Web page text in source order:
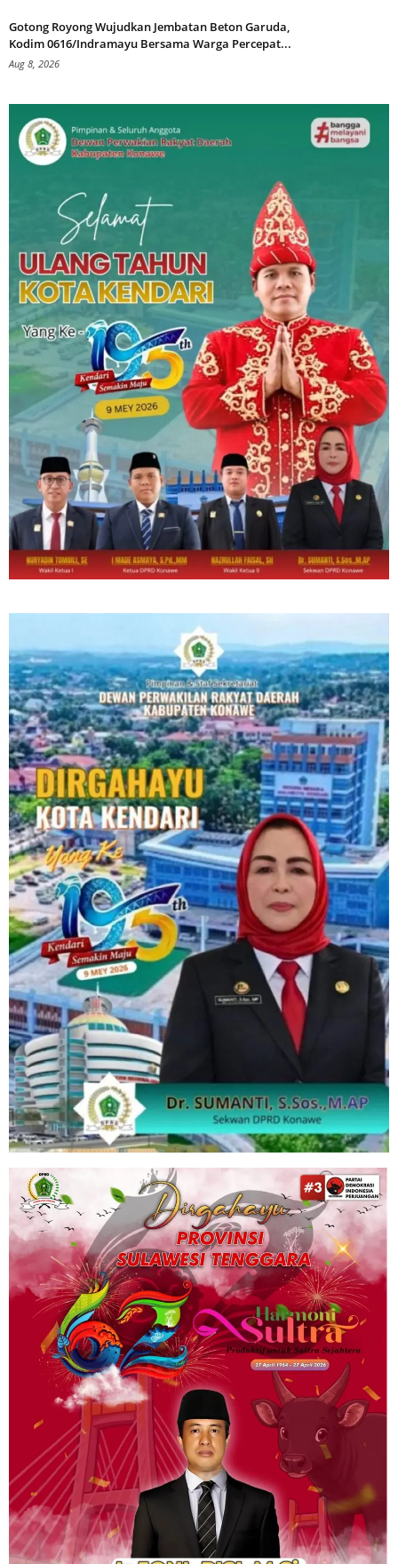
Gotong Royong Wujudkan Jembatan Beton Garuda,
Kodim 0616/Indramayu Bersama Warga Percepat...
Aug 8, 2026